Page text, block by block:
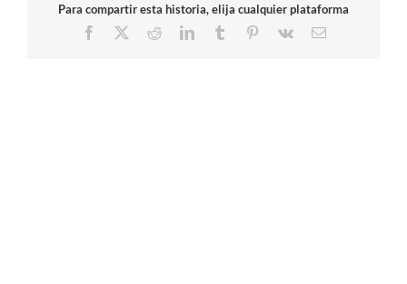
Para compartir esta historia, elija cualquier plataforma
Facebook
RedditLinkedInTumblr Pinterest
Vk
Correo